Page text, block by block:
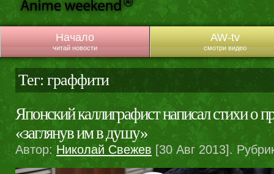
Начало
читай новости
AW-tv
смотри видео
Тег: граффити
Японский каллиграфист написал стихи о
«заглянув им в душу»
Автор:Николай Свежев [30 Авг 2013].